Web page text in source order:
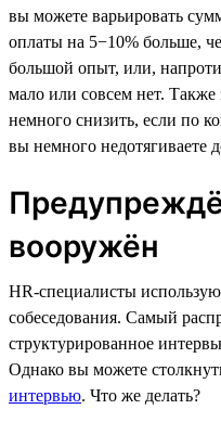
вы можете варьировать
оплаты на 5−10% больше,
большой опыт, или,
мало или совсем нет.
немного снизить, если по
вы немного недотягиваете
вооружён
HR-специалисты
собеседования. Самый
структурированное
Однако вы можете
интервью. Что же делать?